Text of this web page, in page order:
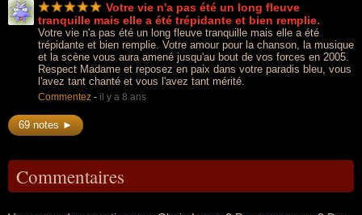
Votre vie n'a pas été un long fleuve
tranquille mais elle a été trépidante et bien remplie.
Votre vie n'a pas été un long fleuve tranquille mais elle a été
trépidante et bien remplie. Votre amour pour la chanson, la musique
et la scène vous aura amené jusqu'au bout de vos forces en 2005.
Respect Madame et reposez en paix dans votre paradis bleu, vous
l'avez tant chanté et vous l'avez tant mérité.
Commentez - il y a 8 ans
69 notes ►
Commentaires